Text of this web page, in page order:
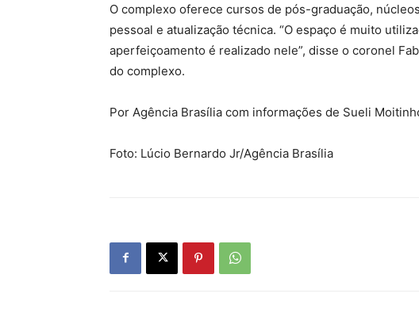
O complexo oferece cursos de pós-graduação,
pessoal e atualização técnica. “O espaço é muito
aperfeiçoamento é realizado nele”, disse o coronel
do complexo.
Por Agência Brasília com informações de Sueli
Foto: Lúcio Bernardo Jr/Agência Brasília